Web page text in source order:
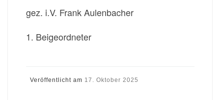
gez. i.V. Frank Aulenbacher
1. Beigeordneter
Veröffentlicht am 17. Oktober 2025